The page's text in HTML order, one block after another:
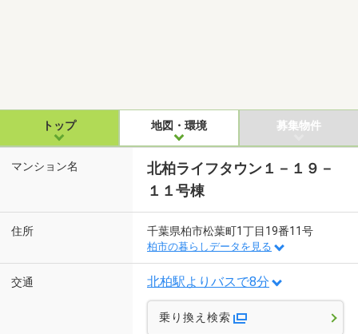
トップ 地図・環境 募集物件
マンション名
北柏ライフタウン１－１９－
１１号棟
住所 千葉県柏市松葉町1丁目19番11号
柏市の暮らしデータを見る
交通 北柏駅よりバスで8分
乗り換え検索